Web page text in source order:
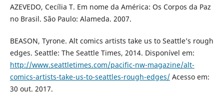
AZEVEDO, Cecília T. Em nome da América: Os Corpos da Paz
no Brasil. São Paulo: Alameda. 2007.
BEASON, Tyrone. Alt comics artists take us to Seattle’s rough
edges. Seattle: The Seattle Times, 2014. Disponível em:
http://www.seattletimes.com/pacific-nw-magazine/alt-
comics-artists-take-us-to-seattles-rough-edges/Acesso em:
30 out. 2017.